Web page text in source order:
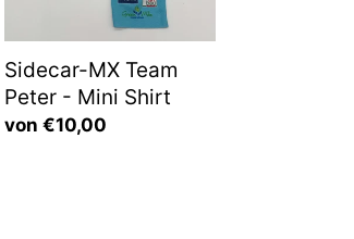
Mini
Shirt
Sidecar-MX Team
Peter - Mini Shirt
Normaler
von €10,00